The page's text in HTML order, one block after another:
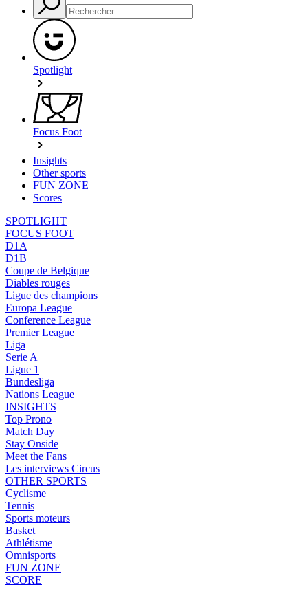
Spotlight
Focus Foot
Insights
Other sports
FUN ZONE
Scores
SPOTLIGHT
FOCUS FOOT
D1A
D1B
Coupe de Belgique
Diables rouges
Ligue des champions
Europa League
Conference League
Premier League
Liga
Serie A
Ligue 1
Bundesliga
Nations League
INSIGHTS
Top Prono
Match Day
Stay Onside
Meet the Fans
Les interviews Circus
OTHER SPORTS
Cyclisme
Tennis
Sports moteurs
Basket
Athlétisme
Omnisports
FUN ZONE
SCORE